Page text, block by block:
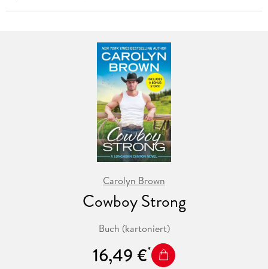
Carolyn Brown
Cowboy Strong
Buch (kartoniert)
16,49 €